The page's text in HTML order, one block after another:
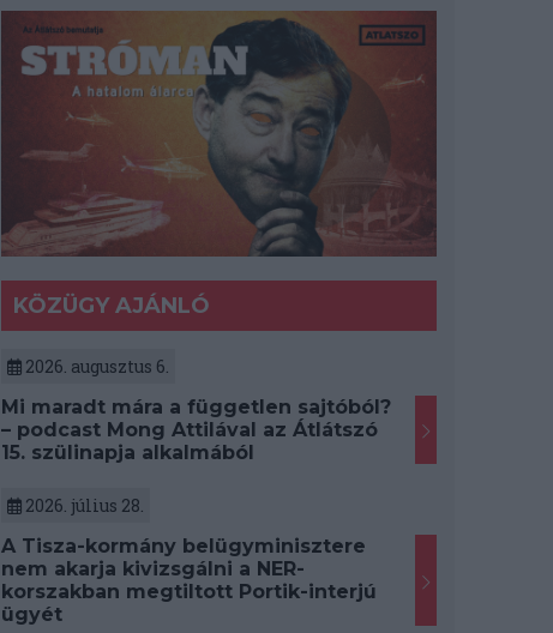
KÖZÜGY AJÁNLÓ
2026. augusztus 6.
Mi maradt mára a független sajtóból?
– podcast Mong Attilával az Átlátszó
15. szülinapja alkalmából
2026. július 28.
A Tisza-kormány belügyminisztere
nem akarja kivizsgálni a NER-
korszakban megtiltott Portik-interjú
ügyét